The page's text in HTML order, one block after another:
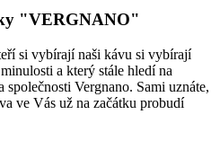
"VERGNANO"
si vybírají naši kávu si vybírají
a který stále hledí na
Vergnano. Sami uznáte,
ve Vás už na začátku probudí